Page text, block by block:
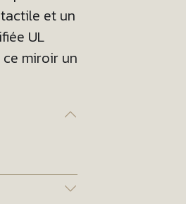
et un
UL
miroir un